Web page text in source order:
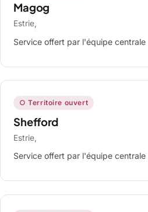
Magog
Estrie,
Service offert par l'équipe
○ Territoire ouvert
Shefford
Estrie,
Service offert par l'équipe